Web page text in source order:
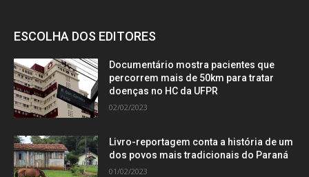
ESCOLHA DOS EDITORES
Documentário mostra pacientes que
percorrem mais de 50km para tratar
doenças no HC da UFPR
02/02/2023
Livro-reportagem conta a história de um
dos povos mais tradicionais do Paraná
01/02/2023